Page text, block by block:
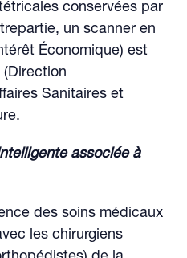
conservées par
un scanner en
Économique) est
Sanitaires et
associée à
des soins médicaux
les chirurgiens